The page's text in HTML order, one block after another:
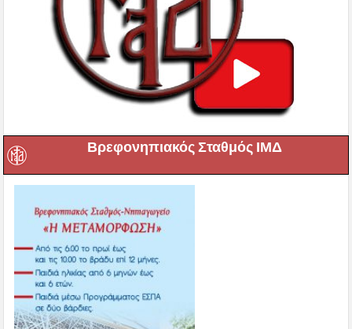
Βρεφονηπιακός Σταθμός ΙΜΔ